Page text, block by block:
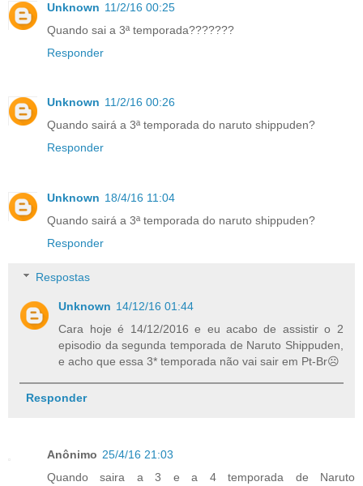
Unknown 11/2/16 00:25
Quando sai a 3ª temporada???????
Responder
Unknown 11/2/16 00:26
Quando sairá a 3ª temporada do naruto shippuden?
Responder
Unknown 18/4/16 11:04
Quando sairá a 3ª temporada do naruto shippuden?
Responder
Respostas
Unknown 14/12/16 01:44
Cara hoje é 14/12/2016 e eu acabo de assistir o 2
episodio da segunda temporada de Naruto Shippuden,
e acho que essa 3* temporada não vai sair em Pt-Br☹
Responder
Anônimo 25/4/16 21:03
Quando saira a 3 e a 4 temporada de Naruto